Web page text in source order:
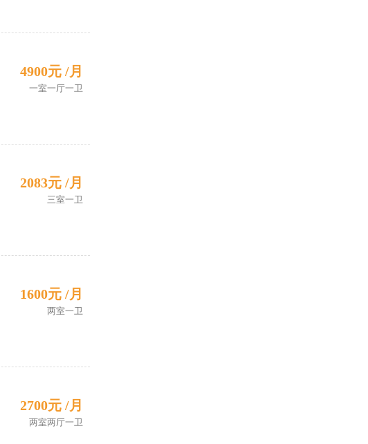
4900元 /月
一室一厅一卫
2083元 /月
三室一卫
1600元 /月
两室一卫
2700元 /月
两室两厅一卫